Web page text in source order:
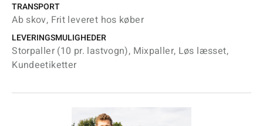
TRANSPORT
Ab skov, Frit leveret hos køber
LEVERINGSMULIGHEDER
Storpaller (10 pr. lastvogn), Mixpaller, Løs læsset,
Kundeetiketter